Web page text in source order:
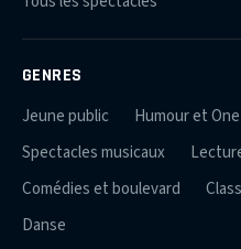
GENRES
Jeune public
Humour et
Spectacles musicaux
Comédies et boulevard
Danse